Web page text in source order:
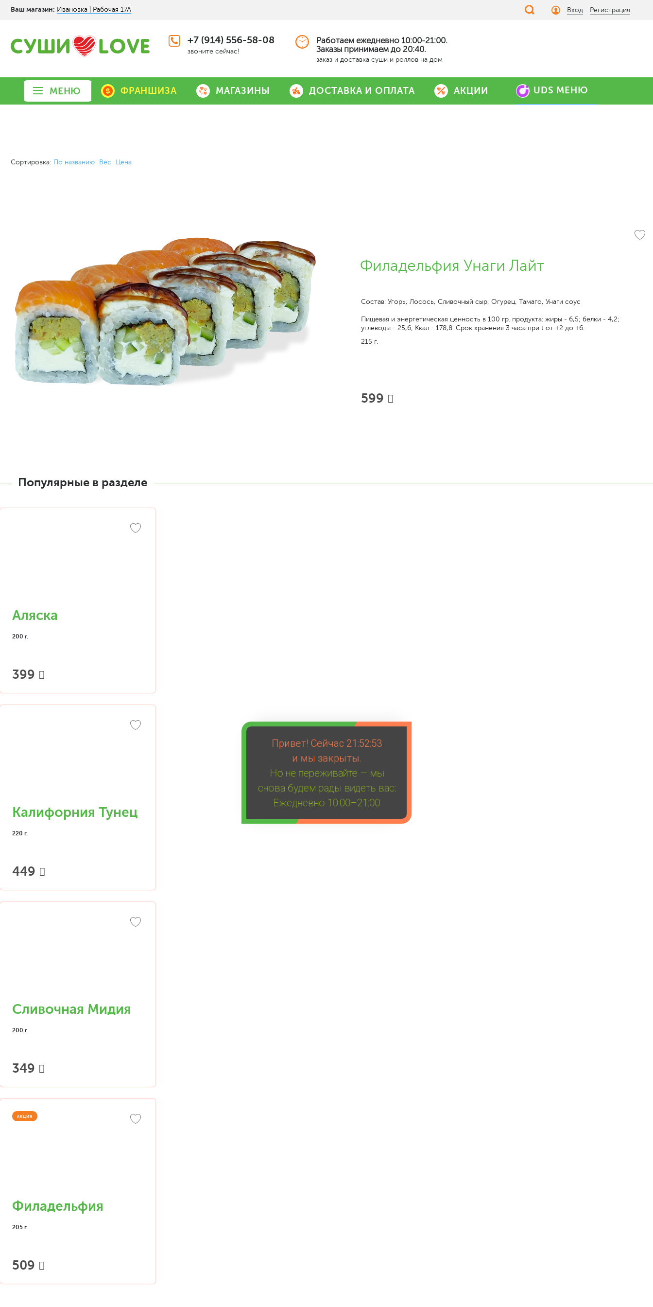
Привет! Сейчас 21:52:53
и мы закрыты.
Но не переживайте — мы
снова будем рады видеть вас:
Ежедневно 10:00–21:00
Ваш магазин: Ивановка | Рабочая 17А Вход Регистрация
+7 (914) 556-58-08
звоните сейчас!
Работаем ежедневно 10:00-21:00.
Заказы принимаем до 20:40.
заказ и доставка суши и роллов на дом
МЕНЮ ФРАНШИЗА МАГАЗИНЫ ДОСТАВКА И ОПЛАТА АКЦИИ UDS МЕНЮ
Сортировка: По названию Вес Цена
Филадельфия Унаги Лайт
Состав: Угорь, Лосось, Сливочный сыр, Огурец, Тамаго, Унаги соус
Пищевая и энергетическая ценность в 100 гр. продукта: жиры - 6,5; белки - 4,2;
углеводы - 25,6; Ккал - 178,8. Срок хранения 3 часа при t от +2 до +6.
215 г.
599
Популярные в разделе
Аляска
200 г.
399
Калифорния Тунец
220 г.
449
Сливочная Мидия
200 г.
349
АКЦИЯ
Филадельфия
205 г.
509